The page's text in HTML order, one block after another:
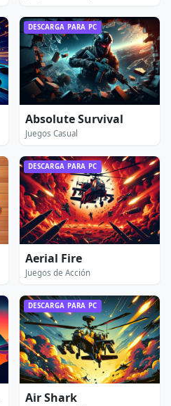
DESCARGA PARA PC
Absolute Survival
Juegos Casual
DESCARGA PARA PC
Aerial Fire
Juegos de Acción
DESCARGA PARA PC
Air Shark